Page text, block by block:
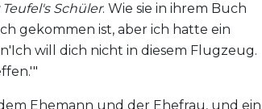
Teufel's Schüler. Wie sie in ihrem Buch
gekommen ist, aber ich hatte ein
will dich nicht in diesem Flugzeug.
Ehemann und der Ehefrau, und ein